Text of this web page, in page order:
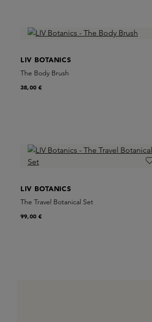
LIV BOTANICS
The Body Brush
38,00 €
LIV BOTANICS
The Travel Botanical Set
99,00 €